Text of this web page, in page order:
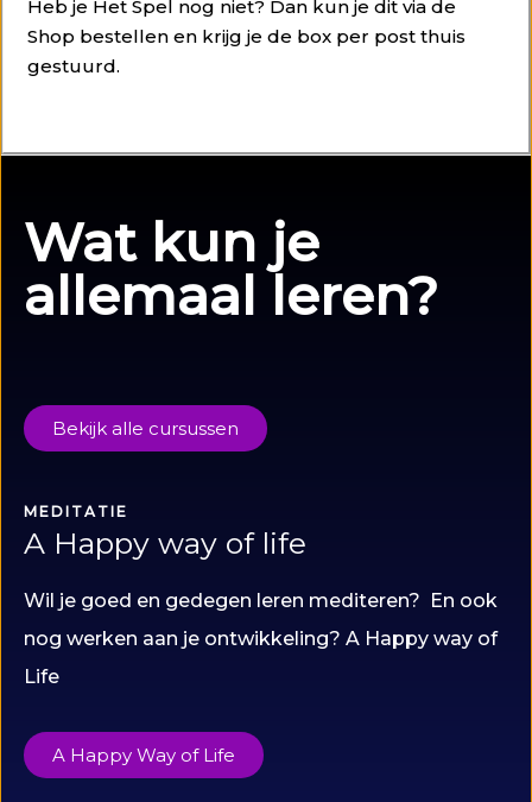
Heb je Het Spel nog niet? Dan kun je dit via de
Shop bestellen en krijg je de box per post thuis
gestuurd.
Wat kun je
allemaal leren?
Bekijk alle cursussen
MEDITATIE
A Happy way of life
Wil je goed en gedegen leren mediteren? En ook
nog werken aan je ontwikkeling? A Happy way of
Life
A Happy Way of Life